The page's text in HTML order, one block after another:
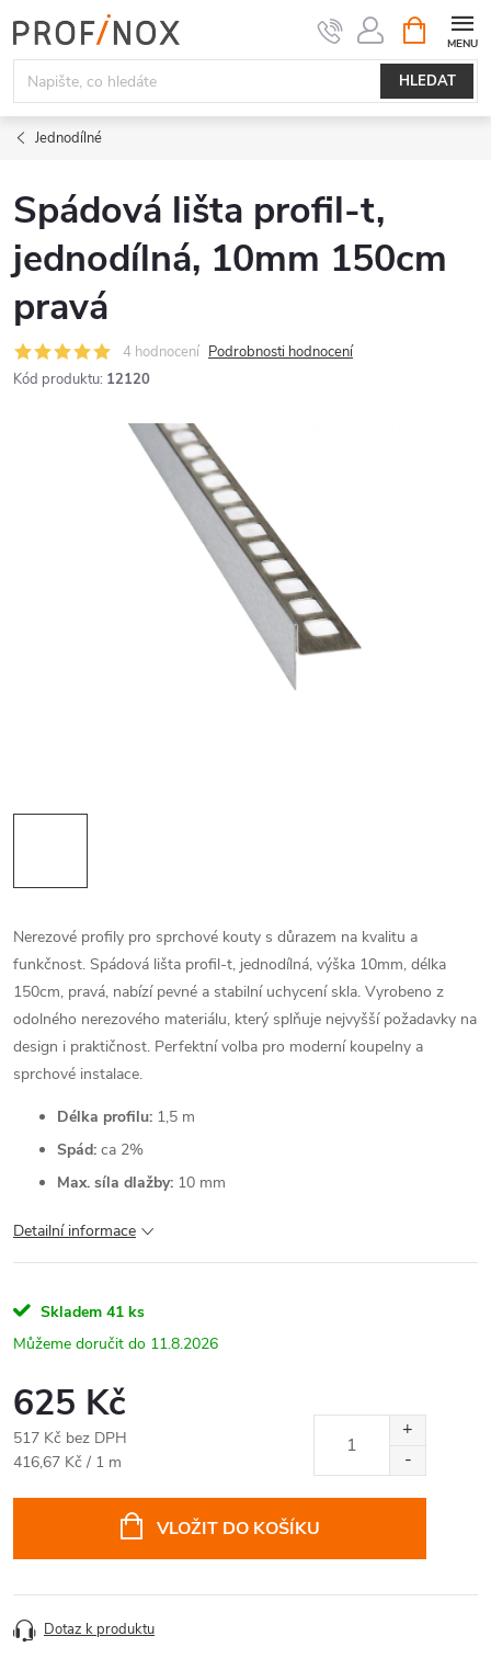
na
obsah
HLEDAT
NÁKUPNÍ
KOŠÍK
Jednodílné
Spádová lišta profil-t,
jednodílná, 10mm 150cm
pravá
4 hodnocení Podrobnosti hodnocení
Kód produktu: 12120
Nerezové profily pro sprchové kouty s důrazem na kvalitu a
funkčnost. Spádová lišta profil-t, jednodílná, výška 10mm, délka
150cm, pravá, nabízí pevné a stabilní uchycení skla. Vyrobeno z
odolného nerezového materiálu, který splňuje nejvyšší požadavky na
design i praktičnost. Perfektní volba pro moderní koupelny a
sprchové instalace.
Délka profilu: 1,5 m
Spád: ca 2%
Max. síla dlažby: 10 mm
Detailní informace
Skladem 41 ks
11.8.2026
625 Kč
517 Kč bez DPH
Měrná
416,67 Kč / 1 m
VLOŽIT DO KOŠÍKU
Dotaz k produktu